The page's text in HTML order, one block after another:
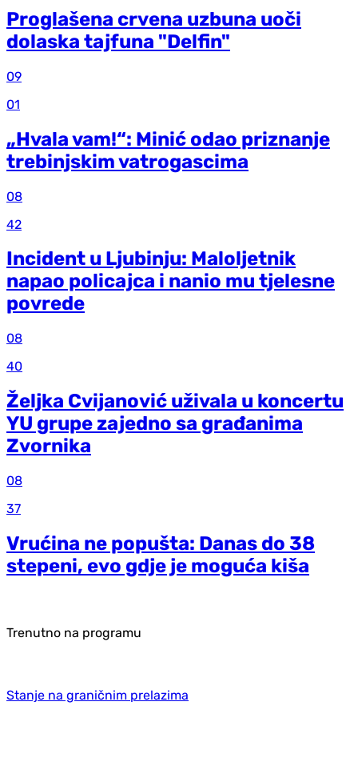
Proglašena crvena uzbuna uoči
dolaska tajfuna "Delfin"
09
01
„Hvala vam!“: Minić odao priznanje
trebinjskim vatrogascima
08
42
Incident u Ljubinju: Maloljetnik
napao policajca i nanio mu tjelesne
povrede
08
40
Željka Cvijanović uživala u koncertu
YU grupe zajedno sa građanima
Zvornika
08
37
Vrućina ne popušta: Danas do 38
stepeni, evo gdje je moguća kiša
Trenutno na programu
Stanje na graničnim prelazima